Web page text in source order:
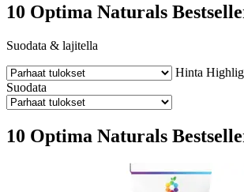
10 Optima Naturals
Suodata & lajitella
Hinta
Suodata
10 Optima Naturals